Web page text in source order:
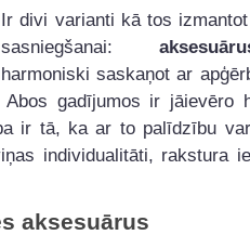
Ir divi varianti kā tos
sasniegšanai:
harmoniski saskaņot ar
gadījumos ir jāievēro
ir tā, ka ar to palīdzību
individualitāti, rakstura
aksesuārus